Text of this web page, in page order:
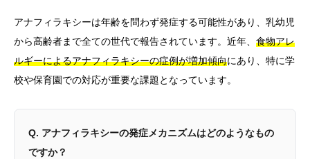
アナフィラキシーは年齢を問わず発症する可能性があり、乳幼児
から高齢者まで全ての世代で報告されています。近年、 食物アレ
ルギーによるアナフィラキシーの症例が増加傾向にあり、特に学
校や保育園での対応が重要な課題となっています。
Q. アナフィラキシーの発症メカニズムはどのようなもの
ですか？